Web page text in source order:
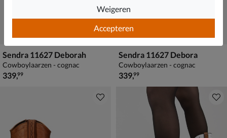
Sendra 11627 Deborah
Cowboylaarzen - cognac
€ 339,99
339,99
Sendra 11627 Debora
Cowboylaarzen - cognac
€ 339,99
339,99
Accepteren
Weigeren